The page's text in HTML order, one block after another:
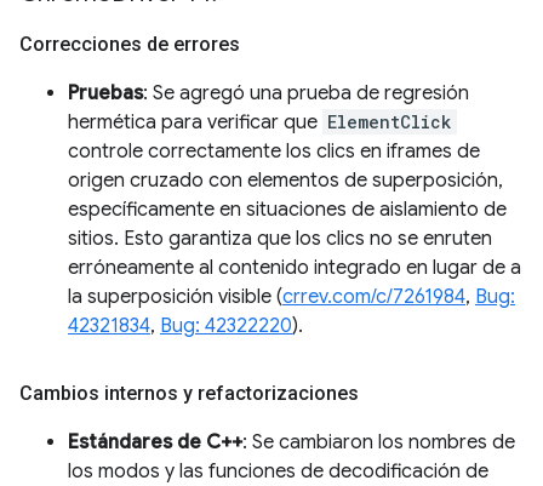
Correcciones de errores
Pruebas: Se agregó una prueba de regresión
hermética para verificar que ElementClick
controle correctamente los clics en iframes de
origen cruzado con elementos de superposición,
específicamente en situaciones de aislamiento de
sitios. Esto garantiza que los clics no se enruten
erróneamente al contenido integrado en lugar de a
la superposición visible (crrev.com/c/7261984, Bug:
42321834, Bug: 42322220).
Cambios internos y refactorizaciones
Estándares de C++: Se cambiaron los nombres de
los modos y las funciones de decodificación de